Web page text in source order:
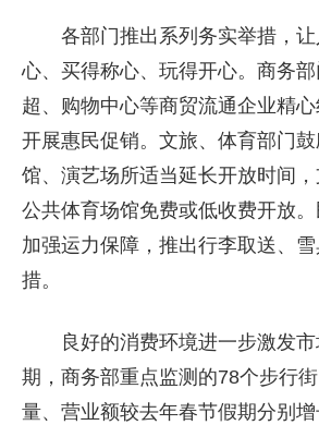
各部门推出系列务实举措，让
心、买得称心、玩得开心。商务
超、购物中心等商贸流通企业精
开展惠民促销。文旅、体育部门
馆、演艺场所适当延长开放时间
公共体育场馆免费或低收费开放
加强运力保障，推出行李取送、
措。
良好的消费环境进一步激发市
期，商务部重点监测的78个步行
量、营业额较去年春节假期分别